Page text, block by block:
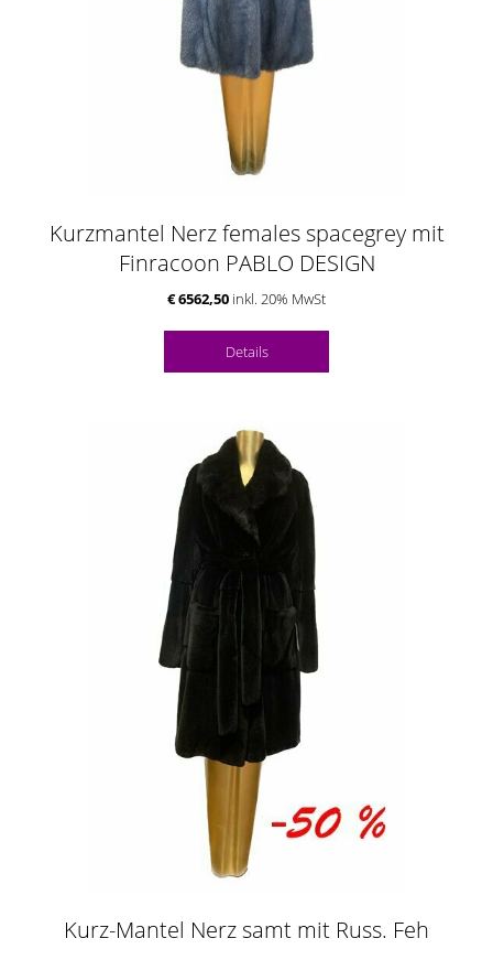
Kurzmantel Nerz females spacegrey mit
Finracoon PABLO DESIGN
€ 6562,50 inkl. 20% MwSt
Details
Kurz-Mantel Nerz samt mit Russ. Feh